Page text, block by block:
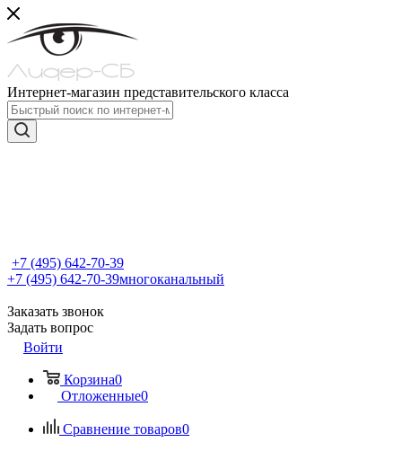
Интернет-магазин представительского класса
+7 (495) 642-70-39
+7 (495) 642-70-39многоканальный
Заказать звонок
Задать вопрос
Войти
Корзина0
Отложенные0
Сравнение товаров0